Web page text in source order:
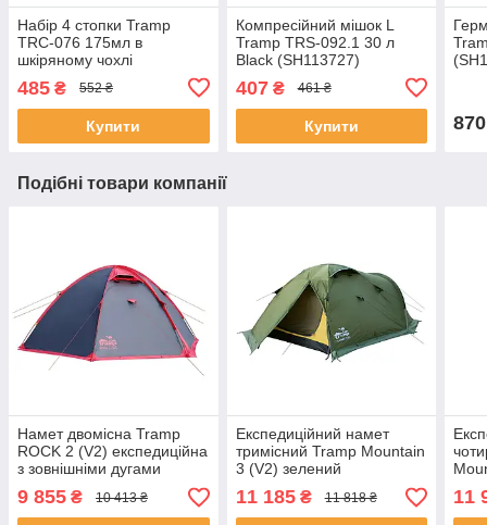
Набір 4 стопки Tramp
TRC-076 175мл в
шкіряному чохлі
485 ₴ 552 ₴
Купити
Компресійний мішок L
Tramp TRS-092.1 30 л
Black (SH113727)
407₴ 461 ₴
Купити 870
Подібні товари компанії
Намет двомісна Tramp
ROCK 2 (V2) експедиційна
з зовнішніми дугами
(SHiz12917)
9 855 ₴ 10 413 ₴
Експедиційний намет
тримісний Tramp Mountain
3 (V2) зелений
(SHiz12905)
11 185₴ 11 818 ₴ 11